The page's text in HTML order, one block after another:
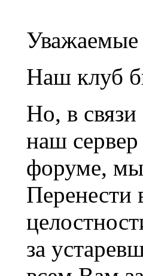
Наш клуб
Но, в
наш
форуме, мы
за